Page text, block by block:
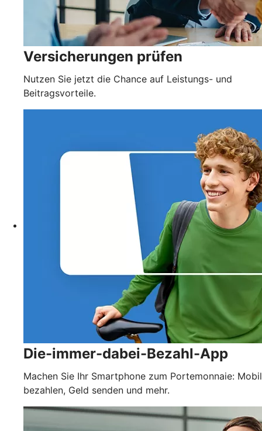
Versicherungen prüfen
Nutzen Sie jetzt die Chance auf Leistungs- und
Beitragsvorteile.
Die-immer-dabei-Bezahl-App
Machen Sie Ihr Smartphone zum Portemonnaie: Mobil
bezahlen, Geld senden und mehr.